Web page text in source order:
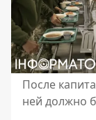
После
ней должно